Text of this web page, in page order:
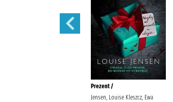
Prezent /
Jensen, Louise Kleszcz, Ewa